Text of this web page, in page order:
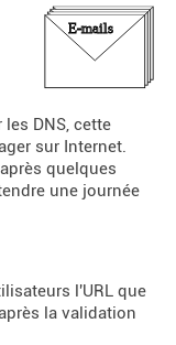
DNS, cette
sur Internet.
quelques
une journée
l'URL que
la validation